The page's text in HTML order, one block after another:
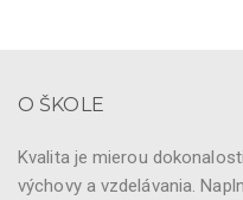
O ŠKOLE
Kvalita je mierou
výchovy a vzdelávania.